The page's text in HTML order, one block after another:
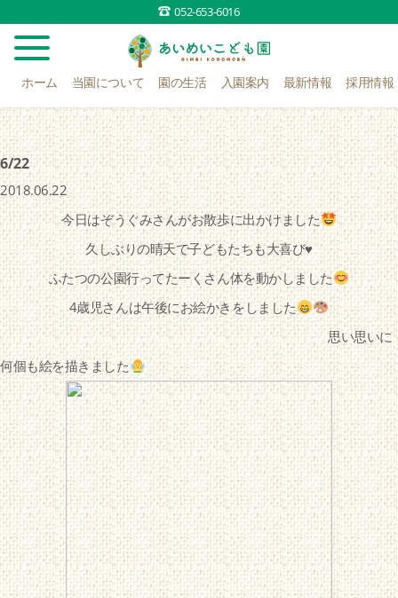
052-653-6016
ホーム 当園について 園の生活 入園案内 最新情報 採用情報
6/22
2018.06.22
今日はぞうぐみさんがお散歩に出かけました
久しぶりの晴天で子どもたちも大喜び♥️
ふたつの公園行ってたーくさん体を動かしました
4歳児さんは午後にお絵かきをしました
思い思いに
何個も絵を描きました